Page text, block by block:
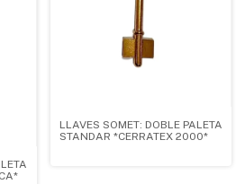
LLAVES SOMET: DOBLE PALETA
STANDAR *CERRATEX 2000*